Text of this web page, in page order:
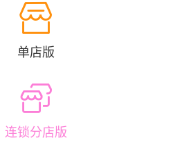

单店版

连锁分店版